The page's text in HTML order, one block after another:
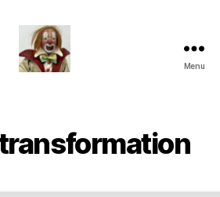
Collection
Menu